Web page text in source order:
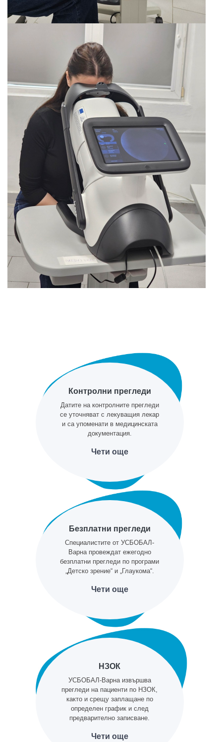
Контролни прегледи
Датите на контролните прегледи
се уточняват с лекуващия лекар
и са упоменати в медицинската
документация.
Чети още
Безплатни прегледи
Специалистите от УСБОБАЛ-
Варна провеждат ежегодно
безплатни прегледи по програми
„Детско зрение“ и „Глаукома“.
Чети още
НЗОК
УСБОБАЛ-Варна извършва
прегледи на пациенти по НЗОК,
както и срещу заплащане по
определен график и след
предварително записване.
Чети още